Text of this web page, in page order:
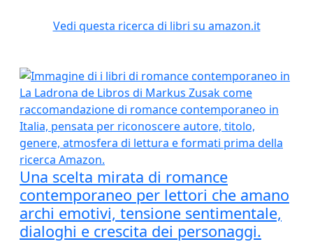
Vedi questa ricerca di libri su amazon.it
Una scelta mirata di romance
contemporaneo per lettori che amano
archi emotivi, tensione sentimentale,
dialoghi e crescita dei personaggi.